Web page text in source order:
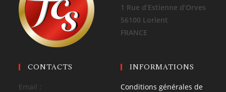
1 Rue d’Estienne d’Orves
56100 Lorient
FRANCE
CONTACTS
Email :
INFORMATIONS
Conditions générales de